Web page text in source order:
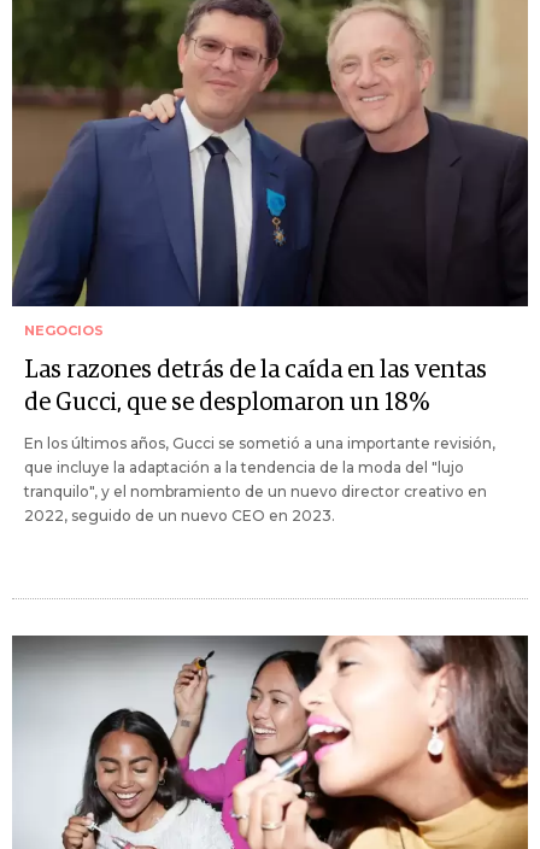
NEGOCIOS
Las razones detrás de la caída en las ventas
de Gucci, que se desplomaron un 18%
En los últimos años, Gucci se sometió a una importante revisión,
que incluye la adaptación a la tendencia de la moda del "lujo
tranquilo", y el nombramiento de un nuevo director creativo en
2022, seguido de un nuevo CEO en 2023.